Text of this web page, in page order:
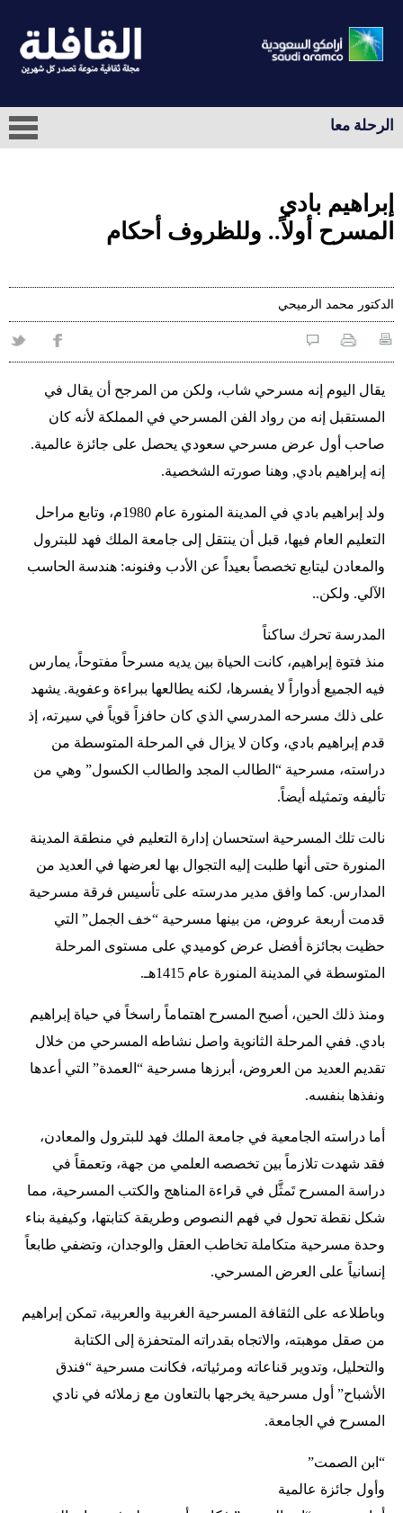
الرحلة معا
إبراهيم بادي
المسرح أولاً.. وللظروف أحكام
الدكتور محمد الرميحي
يقال اليوم إنه مسرحي شاب، ولكن من المرجح أن يقال في
المستقبل إنه من رواد الفن المسرحي في المملكة لأنه كان
صاحب أول عرض مسرحي سعودي يحصل على جائزة عالمية.
إنه إبراهيم بادي, وهنا صورته الشخصية.
ولد إبراهيم بادي في المدينة المنورة عام 1980م، وتابع مراحل
التعليم العام فيها، قبل أن ينتقل إلى جامعة الملك فهد للبترول
والمعادن ليتابع تخصصاً بعيداً عن الأدب وفنونه: هندسة الحاسب
الآلي. ولكن..
المدرسة تحرك ساكناً
منذ فتوة إبراهيم، كانت الحياة بين يديه مسرحاً مفتوحاً، يمارس
فيه الجميع أدواراً لا يفسرها، لكنه يطالعها ببراءة وعفوية. يشهد
على ذلك مسرحه المدرسي الذي كان حافزاً قوياً في سيرته، إذ
قدم إبراهيم بادي، وكان لا يزال في المرحلة المتوسطة من
دراسته، مسرحية “الطالب المجد والطالب الكسول” وهي من
تأليفه وتمثيله أيضاً.
نالت تلك المسرحية استحسان إدارة التعليم في منطقة المدينة
المنورة حتى أنها طلبت إليه التجوال بها لعرضها في العديد من
المدارس. كما وافق مدير مدرسته على تأسيس فرقة مسرحية
قدمت أربعة عروض، من بينها مسرحية “خف الجمل” التي
حظيت بجائزة أفضل عرض كوميدي على مستوى المرحلة
المتوسطة في المدينة المنورة عام 1415هـ.
ومنذ ذلك الحين، أصبح المسرح اهتماماً راسخاً في حياة إبراهيم
بادي. ففي المرحلة الثانوية واصل نشاطه المسرحي من خلال
تقديم العديد من العروض، أبرزها مسرحية “العمدة” التي أعدها
ونفذها بنفسه.
أما دراسته الجامعية في جامعة الملك فهد للبترول والمعادن،
فقد شهدت تلازماً بين تخصصه العلمي من جهة، وتعمقاً في
دراسة المسرح تَمثَّل في قراءة المناهج والكتب المسرحية، مما
شكل نقطة تحول في فهم النصوص وطريقة كتابتها، وكيفية بناء
وحدة مسرحية متكاملة تخاطب العقل والوجدان، وتضفي طابعاً
إنسانياً على العرض المسرحي.
وباطلاعه على الثقافة المسرحية الغربية والعربية، تمكن إبراهيم
من صقل موهبته، والاتجاه بقدراته المتحفزة إلى الكتابة
والتحليل، وتدوير قناعاته ومرئياته، فكانت مسرحية “فندق
الأشباح” أول مسرحية يخرجها بالتعاون مع زملائه في نادي
المسرح في الجامعة.
“ابن الصمت”
وأول جائزة عالمية